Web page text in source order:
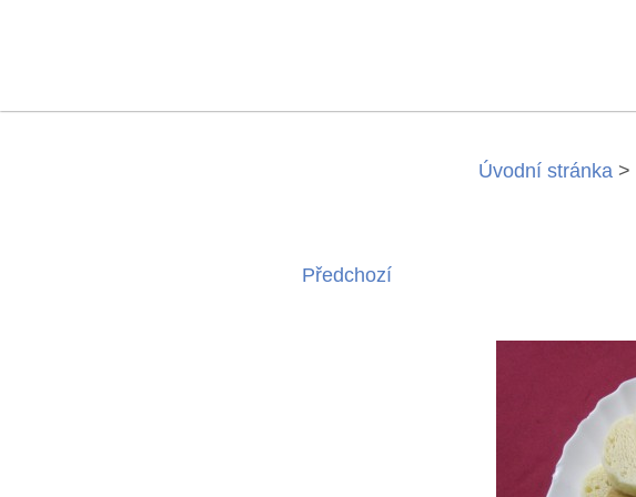
Úvodní stránka >
Předchozí